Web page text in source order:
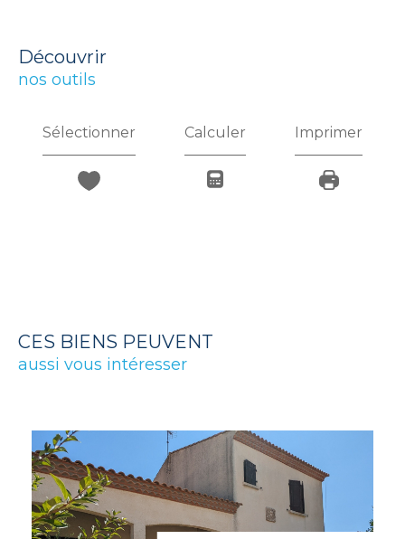
découvrir
nos outils
Sélectionner Calculer Imprimer
CES BIENS PEUVENT
aussi vous intéresser